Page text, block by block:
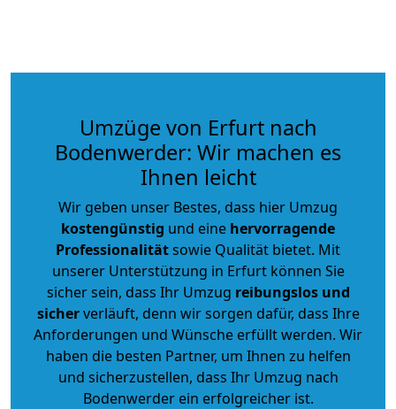
Umzüge von Erfurt nach
Bodenwerder: Wir machen es
Ihnen leicht
Wir geben unser Bestes, dass hier Umzug
kostengünstig und eine hervorragende
Professionalitätsowie Qualität bietet. Mit
unserer Unterstützung in Erfurt können Sie
sicher sein, dass Ihr Umzug reibungslos und
sicherverläuft, denn wir sorgen dafür, dass Ihre
Anforderungen und Wünsche erfüllt werden. Wir
haben die besten Partner, um Ihnen zu helfen
und sicherzustellen, dass Ihr Umzug nach
Bodenwerder ein erfolgreicher ist.